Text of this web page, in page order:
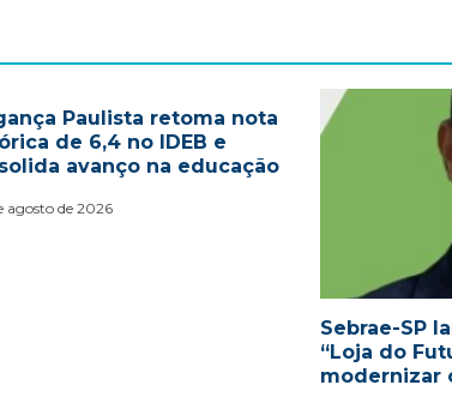
Paulista retoma nota
de 6,4 no IDEB e
avanço na educação
agosto de 2026
Sebrae-SP
“Loja do
modernizar